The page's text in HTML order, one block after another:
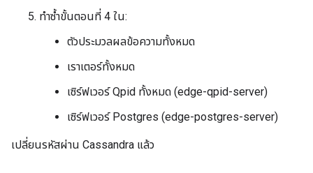
ทำซ้ำขั้นตอนที่ 4 ใน:
ตัวประมวลผลข้อความทั้งหมด
เราเตอร์ทั้งหมด
เซิร์ฟเวอร์ Qpid ทั้งหมด (edge-qpid-server)
เซิร์ฟเวอร์ Postgres (edge-postgres-server)
เปลี่ยนรหัสผ่าน Cassandra แล้ว